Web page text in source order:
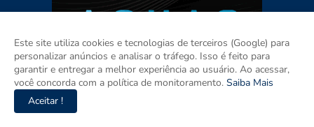
Este site utiliza cookies e tecnologias de terceiros (Google) para
personalizar anúncios e analisar o tráfego. Isso é feito para
garantir e entregar a melhor experiência ao usuário. Ao acessar,
você concorda com a política de monitoramento. Saiba Mais
Aceitar !